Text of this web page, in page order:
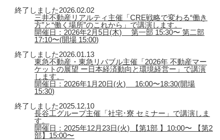
終了しました2026.02.02
三井不動産リアルティ主催「CRE戦略で変わる“働き
方”と“働く場所”のこれから」で講演します。
開催日：2026年2月5日(木) 第一部 15:30〜 第二部
17:10〜(開場 15:00)
終了しました2026.01.13
東急不動産・東急リバブル主催「2026年 不動産マー
ケットの展望 ー日本経済動向と環境経営ー」で講演
します。
開催日：2026年1月20日(火) 16:00〜18:30(開場
15:30)
終了しました2025.12.10
長谷工グループ主催「社宅･寮 セミナー」で講演しま
す。
開催日：2025年12月23日(火) 【第1部 】10:00〜 【第2
部】15:00〜